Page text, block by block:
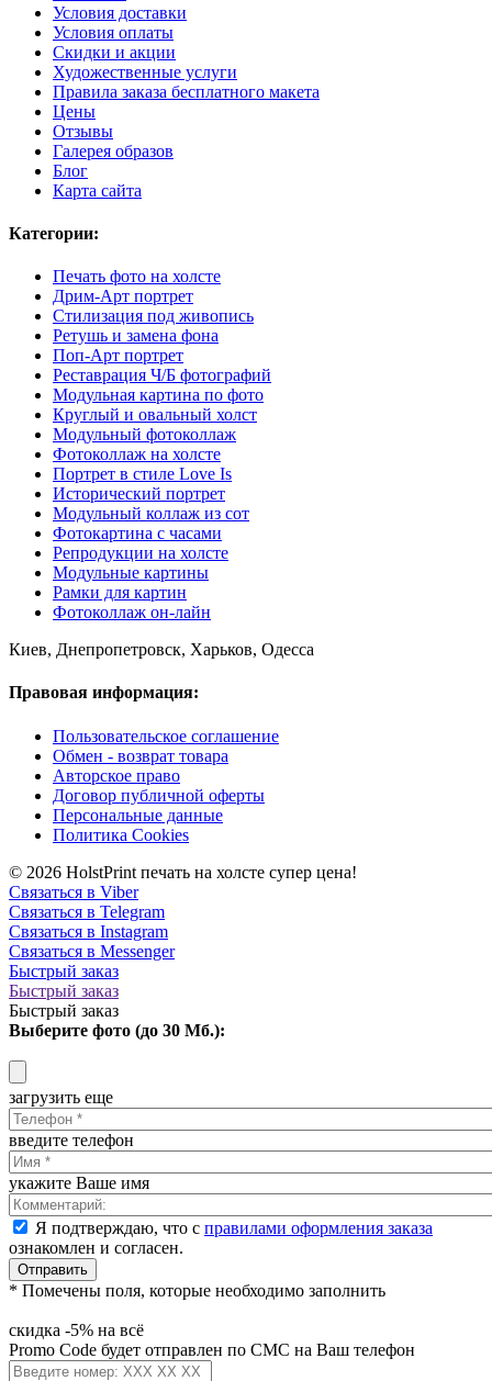
Условия доставки
Условия оплаты
Скидки и акции
Художественные услуги
Правила заказа бесплатного макета
Цены
Отзывы
Галерея образов
Блог
Карта сайта
Категории:
Печать фото на холсте
Дрим-Арт портрет
Стилизация под живопись
Ретушь и замена фона
Поп-Арт портрет
Реставрация Ч/Б фотографий
Модульная картина по фото
Круглый и овальный холст
Модульный фотоколлаж
Фотоколлаж на холсте
Портрет в стиле Love Is
Исторический портрет
Модульный коллаж из сот
Фотокартина с часами
Репродукции на холсте
Модульные картины
Рамки для картин
Фотоколлаж он-лайн
Киев, Днепропетровск, Харьков, Одесса
Правовая информация:
Пользовательское соглашение
Обмен - возврат товара
Авторское право
Договор публичной оферты
Персональные данные
Политика Cookies
© 2026 HolstPrint печать на холсте супер цена!
Связаться в Viber
Связаться в Telegram
Связаться в Instagram
Связаться в Messenger
Быстрый заказ
Быстрый заказ
Быстрый заказ
Выберите фото (до 30 Мб.):
загрузить еще
введите телефон
укажите Ваше имя
Я подтверждаю, что с правилами оформления заказа
ознакомлен и согласен.
Отправить
* Помечены поля, которые необходимо заполнить
скидка -5% на всё
Promo Code будет отправлен по СМС на Ваш телефон